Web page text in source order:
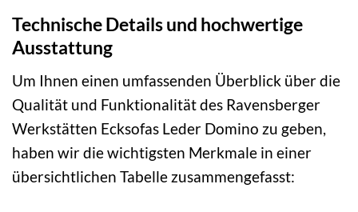
Technische Details und hochwertige
Ausstattung
Um Ihnen einen umfassenden Überblick über die
Qualität und Funktionalität des Ravensberger
Werkstätten Ecksofas Leder Domino zu geben,
haben wir die wichtigsten Merkmale in einer
übersichtlichen Tabelle zusammengefasst: